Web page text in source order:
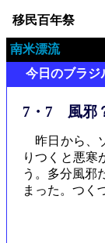
移民百年祭
南米漂流
今日のブラ
7・7 風邪
昨日から、
りつくと悪寒
う。多分風邪
まった。つく